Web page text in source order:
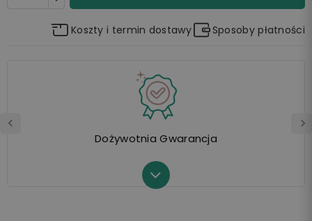
Koszty i termin dostawy Sposoby płatności
Dożywotnia Gwarancja